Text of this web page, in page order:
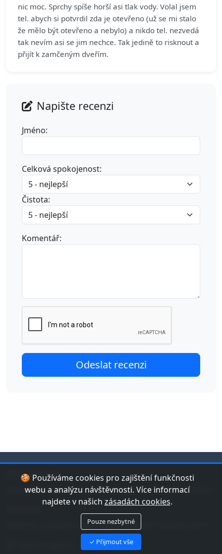
nic moc. Sprchy spíše horší asi tlak vody. Volal jsem
tel. abych si potvrdil zda je otevřeno (už se mi stalo
že mělo být otevřeno a nebylo) a nikdo tel. nezvedá
tak nevím asi se jim nechce. Tak jedině to risknout a
přijít k zamčeným dveřím.
Napište recenzi
Jméno:
Celková spokojenost:
Čistota:
Komentář:
🍪 Používáme cookies pro zajištění funkčnosti
webu a analýzu návštěvnosti. Více informací
najdete v našich zásadách cookies.
Pouze nezbytné
✓ Přijmout vše
jduplavat.cz
Nejlepší databáze bazénů a koupališť v České republice.
Máte tip na bazén nebo chybu v datech? Napište nám!